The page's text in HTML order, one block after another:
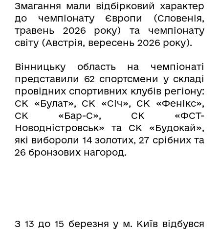
Змагання мали відбірковий характер
до чемпіонату Європи (Словенія,
травень 2026 року) та чемпіонату
світу (Австрія, вересень 2026 року).
Вінницьку область на чемпіонаті
представили 62 спортсмени у складі
провідних спортивних клубів регіону:
СК «Булат», СК «Січ», СК «Фенікс»,
СК «Бар-С», СК «ФСТ-
Новодністровськ» та СК «Будокай»,
які вибороли 14 золотих, 27 срібних та
26 бронзових нагород.
З 13 до 15 березня у м. Київ відбувся